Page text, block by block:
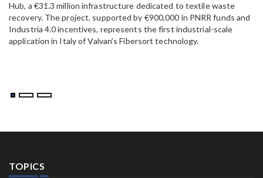
Hub, a €31.3 million infrastructure dedicated to textile waste
recovery. The project, supported by €900,000 in PNRR funds and
Industria 4.0 incentives, represents the first industrial-scale
application in Italy of Valvan’s Fibersort technology.
TOPICS